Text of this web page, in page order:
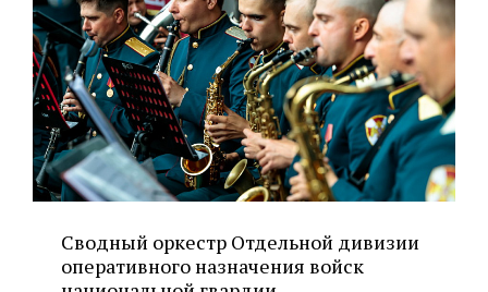
Сводный оркестр Отдельной дивизии
оперативного назначения войск